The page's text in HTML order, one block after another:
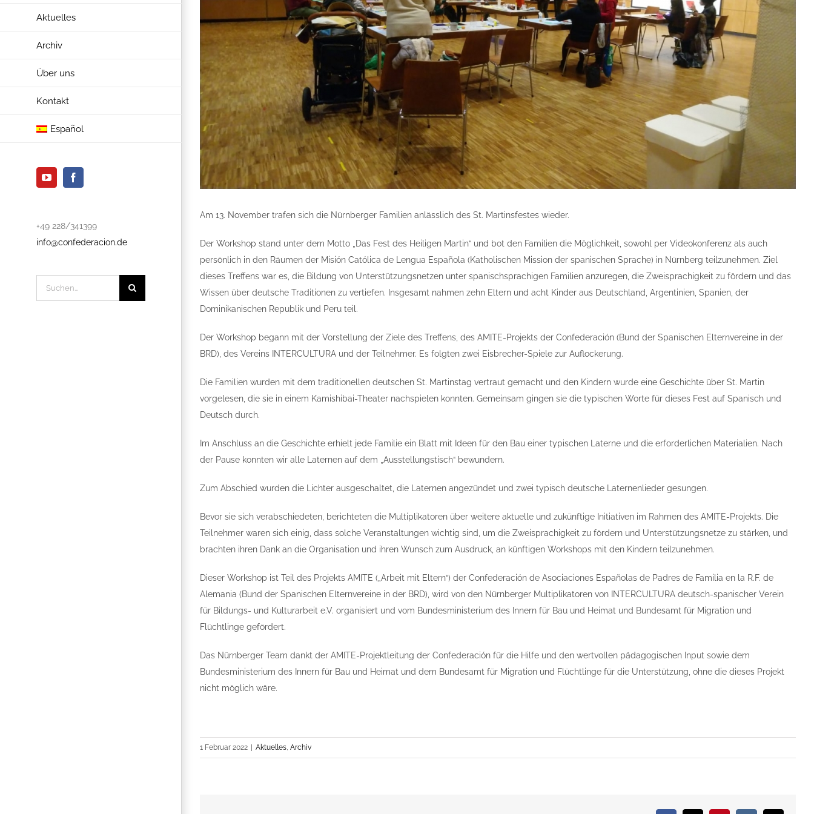
Aktuelles
Archiv
Über uns
Kontakt
Español
YouTubeFacebook
+49 228/341399
info@confederacion.de
nach:
Am 13. November trafen sich die Nürnberger Familien anlässlich des St. Martinsfestes wieder.
Der Workshop stand unter dem Motto „Das Fest des Heiligen Martin“ und bot den Familien die Möglichkeit, sowohl per Videokonferenz als auch
persönlich in den Räumen der Misión Católica de Lengua Española (Katholischen Mission der spanischen Sprache) in Nürnberg teilzunehmen. Ziel
dieses Treffens war es, die Bildung von Unterstützungsnetzen unter spanischsprachigen Familien anzuregen, die Zweisprachigkeit zu fördern und das
Wissen über deutsche Traditionen zu vertiefen. Insgesamt nahmen zehn Eltern und acht Kinder aus Deutschland, Argentinien, Spanien, der
Dominikanischen Republik und Peru teil.
Der Workshop begann mit der Vorstellung der Ziele des Treffens, des AMITE-Projekts der Confederación (Bund der Spanischen Elternvereine in der
BRD), des Vereins INTERCULTURA und der Teilnehmer. Es folgten zwei Eisbrecher-Spiele zur Auflockerung.
Die Familien wurden mit dem traditionellen deutschen St. Martinstag vertraut gemacht und den Kindern wurde eine Geschichte über St. Martin
vorgelesen, die sie in einem Kamishibai-Theater nachspielen konnten. Gemeinsam gingen sie die typischen Worte für dieses Fest auf Spanisch und
Deutsch durch.
Im Anschluss an die Geschichte erhielt jede Familie ein Blatt mit Ideen für den Bau einer typischen Laterne und die erforderlichen Materialien. Nach
der Pause konnten wir alle Laternen auf dem „Ausstellungstisch“ bewundern.
Zum Abschied wurden die Lichter ausgeschaltet, die Laternen angezündet und zwei typisch deutsche Laternenlieder gesungen.
Bevor sie sich verabschiedeten, berichteten die Multiplikatoren über weitere aktuelle und zukünftige Initiativen im Rahmen des AMITE-Projekts. Die
Teilnehmer waren sich einig, dass solche Veranstaltungen wichtig sind, um die Zweisprachigkeit zu fördern und Unterstützungsnetze zu stärken, und
brachten ihren Dank an die Organisation und ihren Wunsch zum Ausdruck, an künftigen Workshops mit den Kindern teilzunehmen.
Dieser Workshop ist Teil des Projekts AMITE („Arbeit mit Eltern“) der Confederación de Asociaciones Españolas de Padres de Familia en la R.F. de
Alemania (Bund der Spanischen Elternvereine in der BRD), wird von den Nürnberger Multiplikatoren von INTERCULTURA deutsch-spanischer Verein
für Bildungs- und Kulturarbeit e.V. organisiert und vom Bundesministerium des Innern für Bau und Heimat und Bundesamt für Migration und
Flüchtlinge gefördert.
Das Nürnberger Team dankt der AMITE-Projektleitung der Confederación für die Hilfe und den wertvollen pädagogischen Input sowie dem
Bundesministerium des Innern für Bau und Heimat und dem Bundesamt für Migration und Flüchtlinge für die Unterstützung, ohne die dieses Projekt
nicht möglich wäre.
1 Februar 2022 Aktuelles, Archiv